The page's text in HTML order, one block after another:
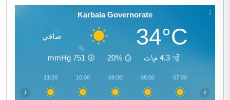
Karbala Governorate
34°C صافي
4.3 م\ث 20%
751
mmHg
07:00
08:00
09:00
10:00
11:00
‹ ›